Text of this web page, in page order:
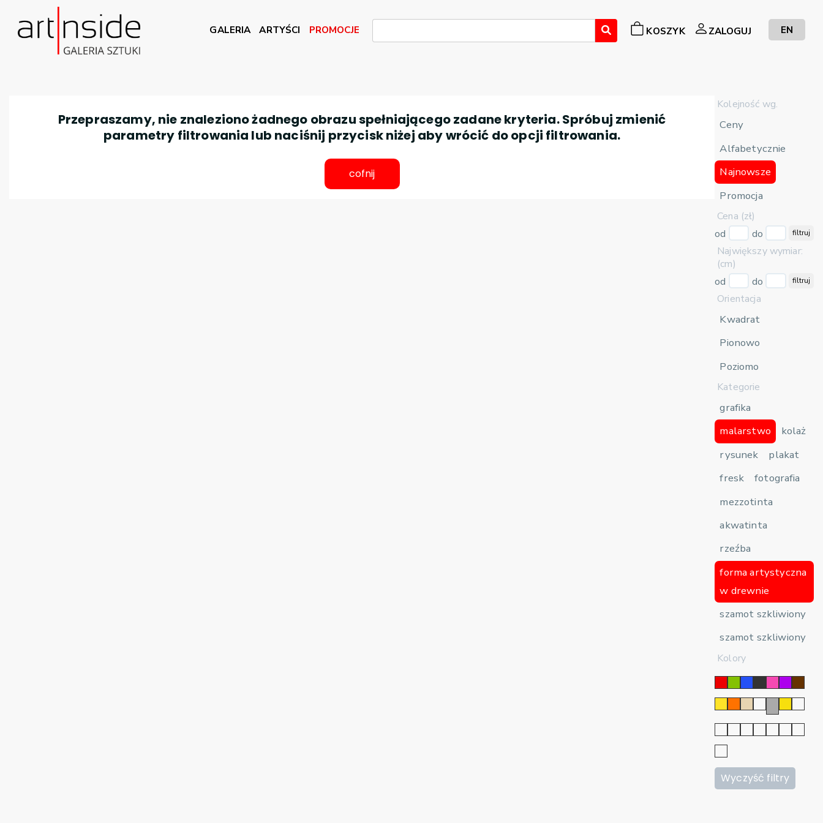
GALERIA ARTYŚCI PROMOCJE KOSZYK ZALOGUJ EN
Kolejność wg.
Ceny
Alfabetycznie
Najnowsze
Promocja
Cena (zł)
od
do filtruj
Największy wymiar:
(cm)
od
do filtruj
Orientacja
Kwadrat
Pionowo
Poziomo
Kategorie
grafika
malarstwo
kolaż
rysunek
plakat
fresk
fotografia
mezzotinta
akwatinta
rzeźba
forma artystyczna
w drewnie
szamot szkliwiony
szamot szkliwiony
Kolory
Wyczyść filtry
Przepraszamy, nie znaleziono żadnego obrazu spełniającego zadane kryteria. Spróbuj zmienić
parametry filtrowania lub naciśnij przycisk niżej aby wrócić do opcji filtrowania.
cofnij